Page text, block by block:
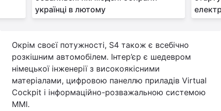
українці в лютому
Окрім своєї потужності, S4 також є всебічно
розкішним автомобілем. Інтер’єр є шедевром
німецької інженерії з високоякісними
матеріалами, цифровою панеллю приладів Virtual
Cockpit і інформаційно-розважальною системою
MMI.